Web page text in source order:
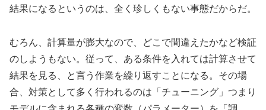
結果になるというのは、全く珍しくもない事態だからだ。
むろん、計算量が膨大なので、どこで間違えたかなど検証
のしようもない。従って、ある条件を入れては計算させて
結果を見る、と言う作業を繰り返すことになる。その場
合、対策として多く行われるのは「チューニング」つまり